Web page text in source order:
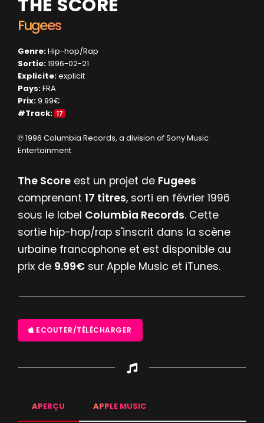
Fugees
Genre:Hip-hop/Rap
Sortie:1996-02-21
Explicite:explicit
Pays:FRA
Prix:9.99€
#Track: 17
℗ 1996 Columbia Records, a division of Sony Music
Entertainment
The Score est un projet de Fugees
comprenant 17 titres, sorti en février 1996
sous le label Columbia Records. Cette
sortie hip-hop/rap s'inscrit dans la scène
urbaine francophone et est disponible au
prix de 9.99€ sur Apple Music et iTunes.
ECOUTER/TÉLÉCHARGER
APERÇU APPLE MUSIC